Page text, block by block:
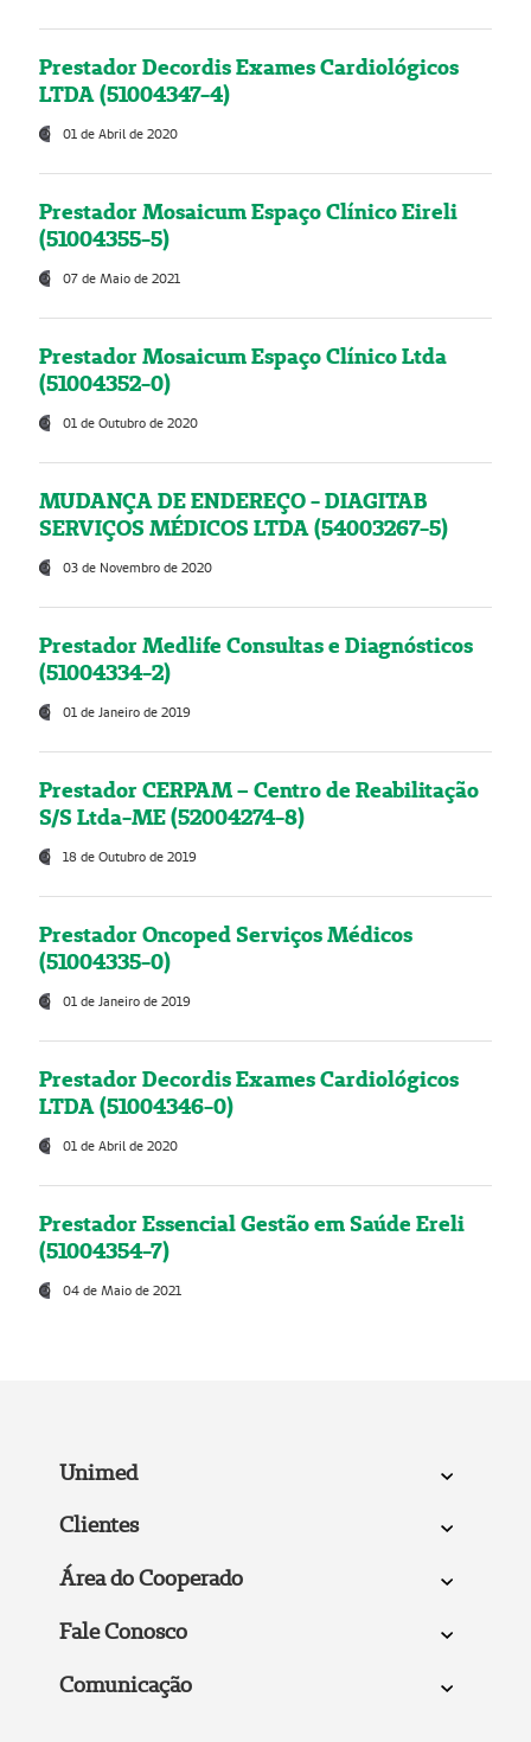
Prestador Decordis Exames Cardiológicos
LTDA (51004347-4)
01 de Abril de 2020
Prestador Mosaicum Espaço Clínico Eireli
(51004355-5)
07 de Maio de 2021
Prestador Mosaicum Espaço Clínico Ltda
(51004352-0)
01 de Outubro de 2020
MUDANÇA DE ENDEREÇO - DIAGITAB
SERVIÇOS MÉDICOS LTDA (54003267-5)
03 de Novembro de 2020
Prestador Medlife Consultas e Diagnósticos
(51004334-2)
01 de Janeiro de 2019
Prestador CERPAM – Centro de Reabilitação
S/S Ltda-ME (52004274-8)
18 de Outubro de 2019
Prestador Oncoped Serviços Médicos
(51004335-0)
01 de Janeiro de 2019
Prestador Decordis Exames Cardiológicos
LTDA (51004346-0)
01 de Abril de 2020
Prestador Essencial Gestão em Saúde Ereli
(51004354-7)
04 de Maio de 2021
Unimed
Clientes
Área do Cooperado
Fale Conosco
Comunicação